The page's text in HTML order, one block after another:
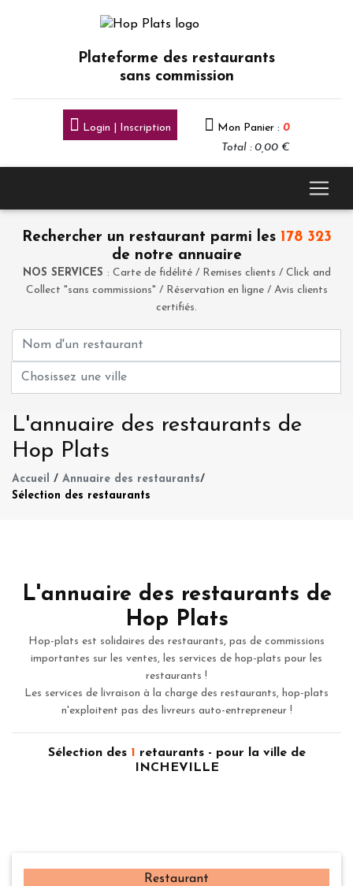
Plateforme des restaurants
sans commission
Login | Inscription Mon Panier : 0
Total : 0,00 €
Rechercher un restaurant parmi les 178 323
de notre annuaire
NOS SERVICES : Carte de fidélité / Remises clients / Click and
Collect "sans commissions" / Réservation en ligne / Avis clients
certifiés.
L'annuaire des restaurants de
Hop Plats
Accueil / Annuaire des restaurants/
Sélection des restaurants
L'annuaire des restaurants de
Hop Plats
Hop-plats est solidaires des restaurants, pas de commissions
importantes sur les ventes, les services de hop-plats pour les
restaurants !
Les services de livraison à la charge des restaurants, hop-plats
n'exploitent pas des livreurs auto-entrepreneur !
Sélection des 1
retaurants - pour la ville de
INCHEVILLE
Restaurant